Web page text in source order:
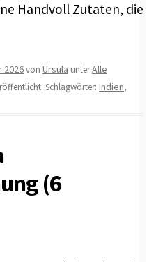
Handvoll Zutaten, die
2026von Ursula unterAlle
Schlagwörter: Indien,
(6